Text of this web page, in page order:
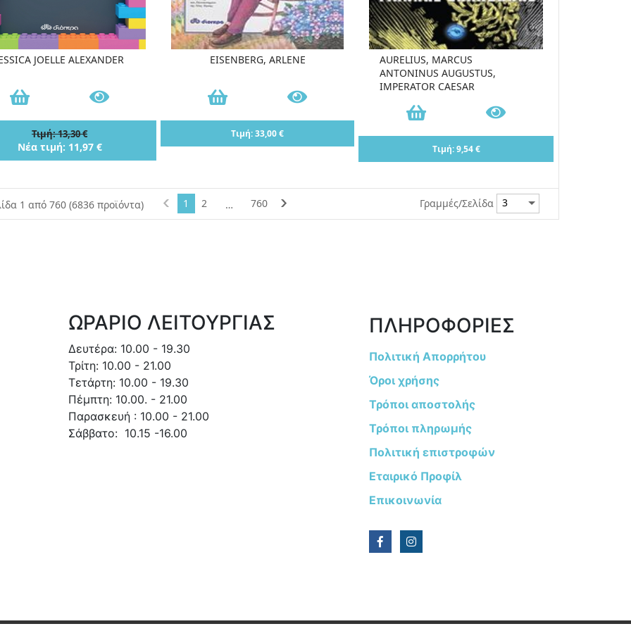
JOELLE ALEXANDER
Τιμή: 13,30 €
Νέα τιμή: 11,97 €
EISENBERG, ARLENE
Τιμή: 33,00 €
AURELIUS, MARCUS
ANTONINUS AUGUSTUS,
IMPERATOR CAESAR
Τιμή: 9,54 €
1 από 760 (6836 προϊόντα) 1 2 … 760 Γραμμές/Σελίδα
ΩΡΑΡΙΟ ΛΕΙΤΟΥΡΓΙΑΣ
Δευτέρα: 10.00 - 19.30
Τρίτη: 10.00 - 21.00
Τετάρτη: 10.00 - 19.30
Πέμπτη: 10.00. - 21.00
Παρασκευή : 10.00 - 21.00
Σάββατο: 10.15 -16.00
ΠΛΗΡΟΦΟΡΙΕΣ
Πολιτική Απορρήτου
Όροι χρήσης
Τρόποι αποστολής
Τρόποι πληρωμής
Πολιτική επιστροφών
Εταιρικό Προφίλ
Επικοινωνία